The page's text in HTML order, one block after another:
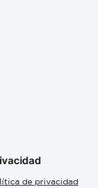
de privacidad